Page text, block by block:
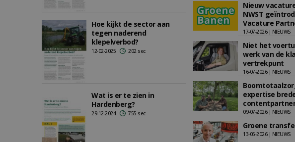
Hoe kijkt de sector aan
tegen naderend
klepelverbod?
12-02-2025 202 sec
Wat is er te zien in
Hardenberg?
29-12-2024 755 sec
Nieuw
NWST
Vacature
17-07-2026 | NIEUWS
Niet het
werk van de
vertrekpunt
16-07-2026 | NIEUWS
expertise
09-07-2026 | NIEUWS
Groene
13-05-2026 | NIEUWS